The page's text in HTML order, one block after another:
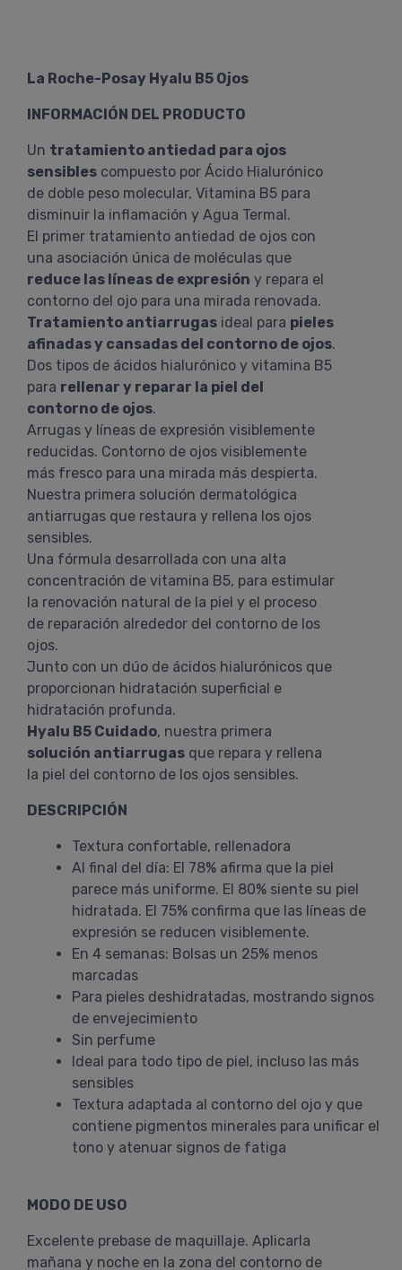
La Roche-Posay Hyalu B5 Ojos
INFORMACIÓN DEL PRODUCTO
Un tratamiento antiedad para ojos
sensibles compuesto por Ácido Hialurónico
de doble peso molecular, Vitamina B5 para
disminuir la inflamación y Agua Termal.
El primer tratamiento antiedad de ojos con
una asociación única de moléculas que
reduce las líneas de expresión y repara el
contorno del ojo para una mirada renovada.
Tratamiento antiarrugas ideal para pieles
afinadas y cansadas del contorno de ojos.
Dos tipos de ácidos hialurónico y vitamina B5
para rellenar y reparar la piel del
contorno de ojos.
Arrugas y líneas de expresión visiblemente
reducidas. Contorno de ojos visiblemente
más fresco para una mirada más despierta.
Nuestra primera solución dermatológica
antiarrugas que restaura y rellena los ojos
sensibles.
Una fórmula desarrollada con una alta
concentración de vitamina B5, para estimular
la renovación natural de la piel y el proceso
de reparación alrededor del contorno de los
ojos.
Junto con un dúo de ácidos hialurónicos que
proporcionan hidratación superficial e
hidratación profunda.
Hyalu B5 Cuidado, nuestra primera
solución antiarrugas que repara y rellena
la piel del contorno de los ojos sensibles.
DESCRIPCIÓN
Textura confortable, rellenadora
Al final del día: El 78% afirma que la piel
parece más uniforme. El 80% siente su piel
hidratada. El 75% confirma que las líneas de
expresión se reducen visiblemente.
En 4 semanas: Bolsas un 25% menos
marcadas
Para pieles deshidratadas, mostrando signos
de envejecimiento
Sin perfume
Ideal para todo tipo de piel, incluso las más
sensibles
Textura adaptada al contorno del ojo y que
contiene pigmentos minerales para unificar el
tono y atenuar signos de fatiga
MODO DE USO
Excelente prebase de maquillaje. Aplicarla
mañana y noche en la zona del contorno de